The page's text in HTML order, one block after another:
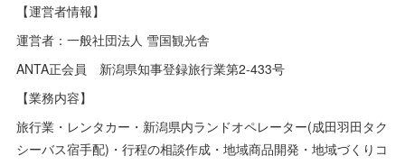
【運営者情報】
運営者：一般社団法人 雪国観光舎
ANTA正会員 新潟県知事登録旅行業第2-433号
【業務内容】
旅行業・レンタカー・新潟県内ランドオペレーター(成田羽田タク
シーバス宿手配)・行程の相談作成・地域商品開発・地域づくりコ